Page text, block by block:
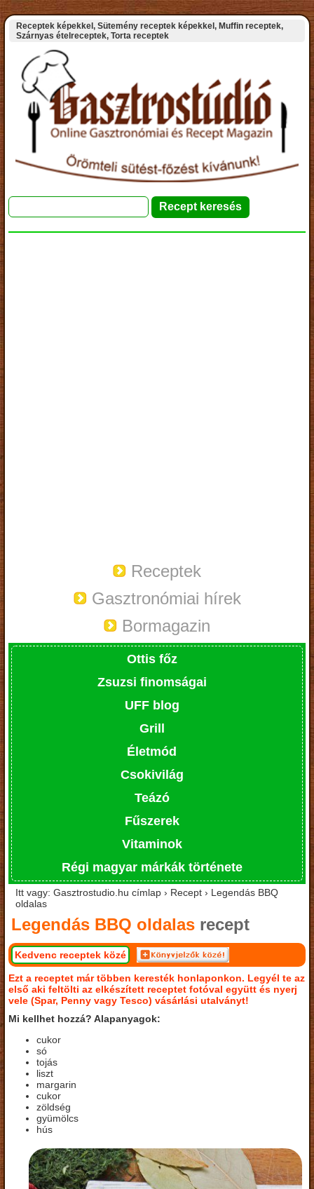
Receptek képekkel, Sütemény receptek képekkel, Muffin receptek,
Szárnyas ételreceptek, Torta receptek
Receptek
Gasztronómiai hírek
Bormagazin
Ottis főz
Zsuzsi finomságai
UFF blog
Grill
Életmód
Csokivilág
Teázó
Fűszerek
Vitaminok
Régi magyar márkák története
Itt vagy: Gasztrostudio.hu címlap › Recept › Legendás BBQ
oldalas
Legendás BBQ oldalas recept
Kedvenc receptek közé
Ezt a receptet már többen keresték honlaponkon. Legyél te az
első aki feltölti az elkészített receptet fotóval együtt és nyerj
vele (Spar, Penny vagy Tesco) vásárlási utalványt!
Mi kellhet hozzá? Alapanyagok:
cukor
só
tojás
liszt
margarin
cukor
zöldség
gyümölcs
hús